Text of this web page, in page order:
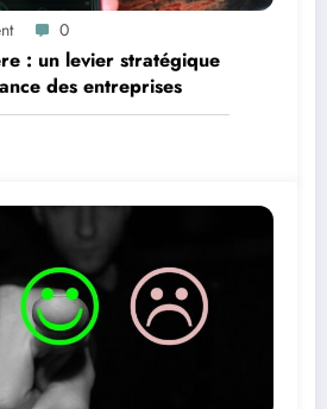
0
: un levier stratégique
des entreprises